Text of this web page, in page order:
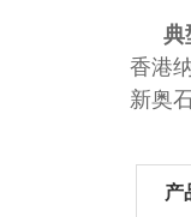
典
香港
新奥
产